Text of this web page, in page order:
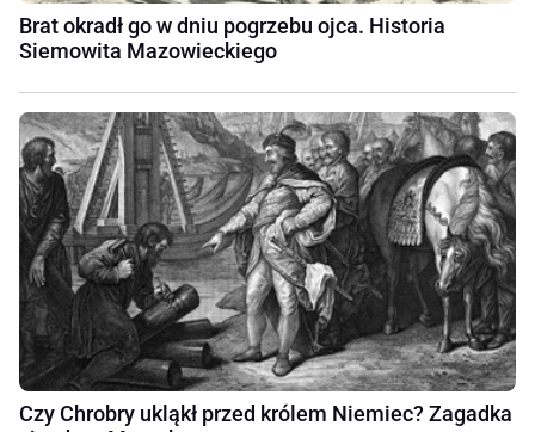
Brat okradł go w dniu pogrzebu ojca. Historia
Siemowita Mazowieckiego
Czy Chrobry ukląkł przed królem Niemiec? Zagadka